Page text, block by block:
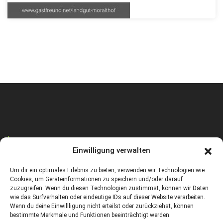
Einwilligung verwalten
Um dir ein optimales Erlebnis zu bieten, verwenden wir Technologien wie
Cookies, um Geräteinformationen zu speichern und/oder darauf
zuzugreifen. Wenn du diesen Technologien zustimmst, können wir Daten
wie das Surfverhalten oder eindeutige IDs auf dieser Website verarbeiten.
Wenn du deine Einwillligung nicht erteilst oder zurückziehst, können
bestimmte Merkmale und Funktionen beeinträchtigt werden.
Impressum
Datenschutz
Cookies Richtlinie (EU)